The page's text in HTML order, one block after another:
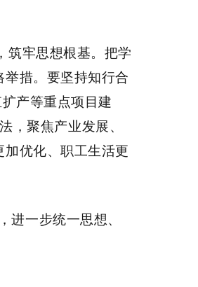
筑牢思想根基。把学
措。要坚持知行合
产等重点项目建
，聚焦产业发展、
优化、职工生活更
一步统一思想、